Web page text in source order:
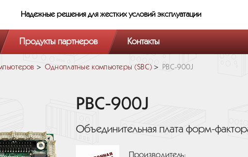
Надежные решения для жестких условий эксплуатации
Продукты партнеров Контакты
Одноплатные компьютеры (SBC) PBC-900J
PBC-900J
Объединительная плата форм-
Производитель: